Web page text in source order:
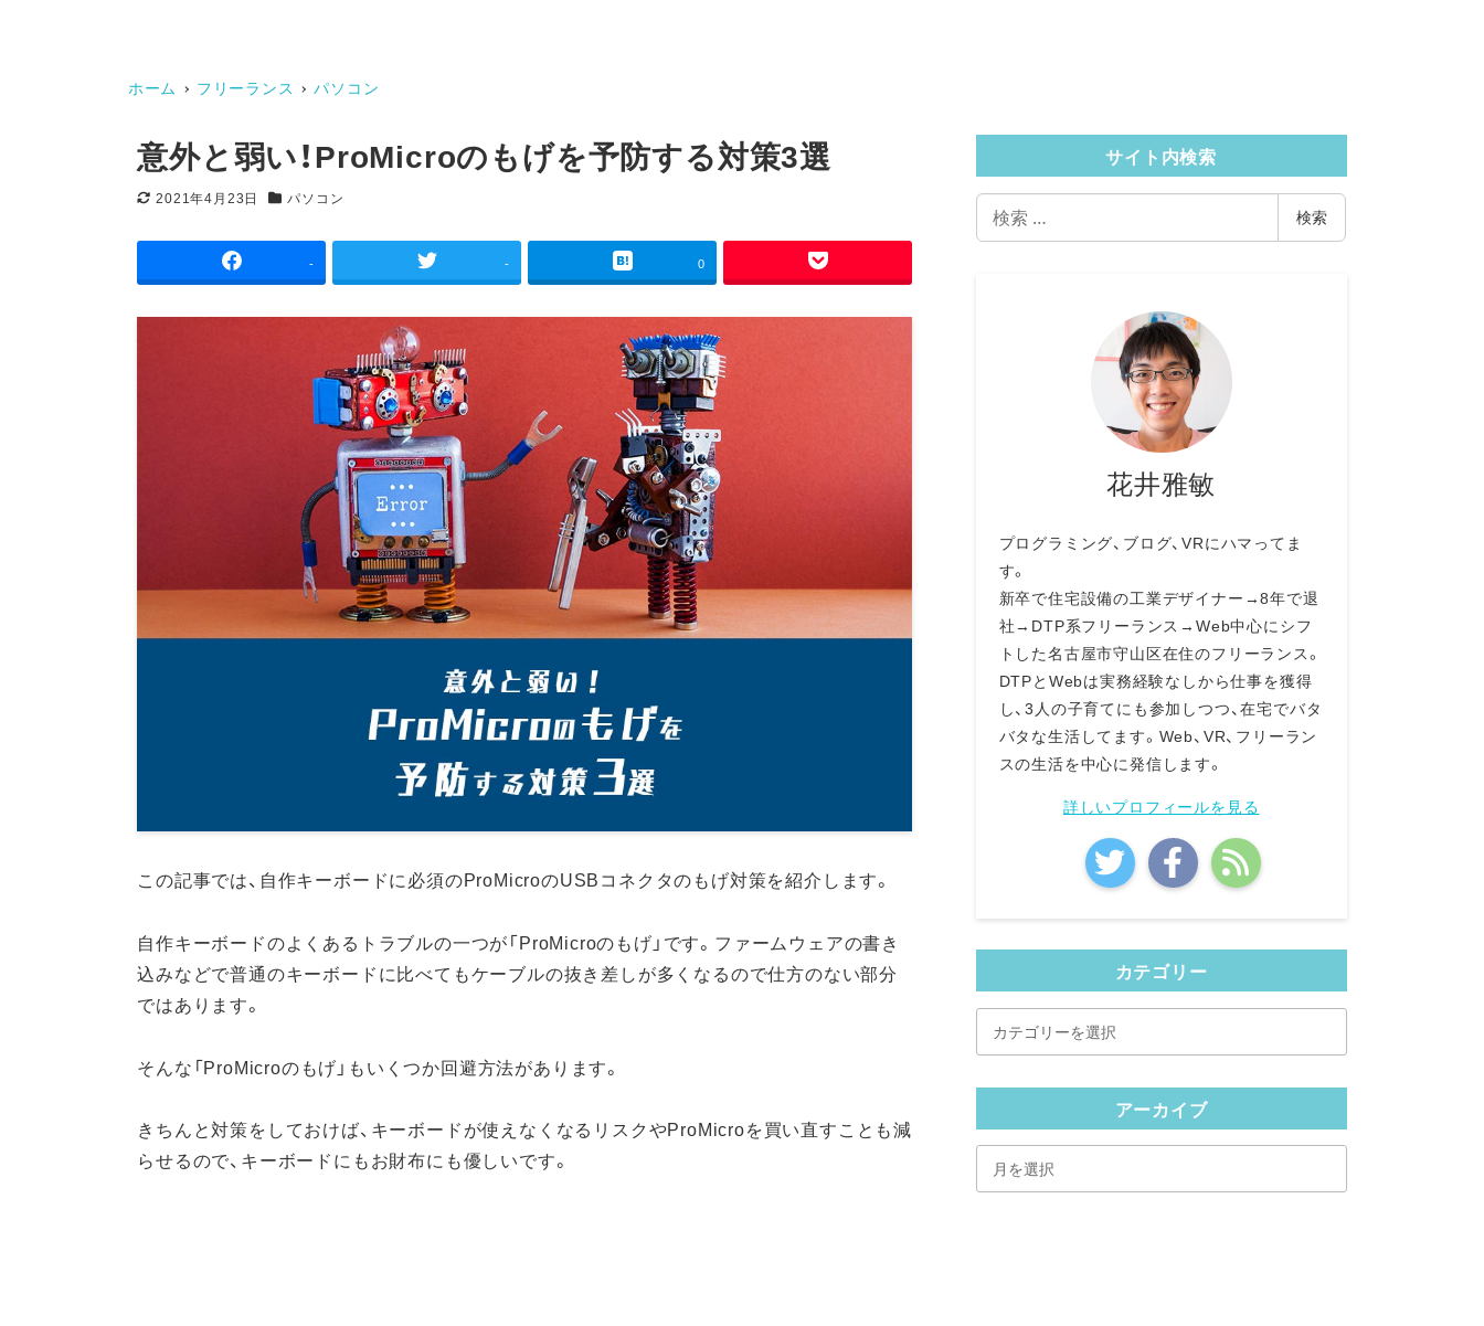
ホーム フリーランス パソコン
意外と弱い！ProMicroのもげを予防する対策3選
更新日
2021年4月23日
カテゴリー
パソコン
- - 0
この記事では、自作キーボードに必須のProMicroのUSBコネクタのもげ対策を紹介します。
自作キーボードのよくあるトラブルの一つが「ProMicroのもげ」です。ファームウェアの書き
込みなどで普通のキーボードに比べてもケーブルの抜き差しが多くなるので仕方のない部分
ではあります。
そんな「ProMicroのもげ」もいくつか回避方法があります。
きちんと対策をしておけば、キーボードが使えなくなるリスクやProMicroを買い直すことも減
らせるので、キーボードにもお財布にも優しいです。
サイト内検索
検
索
検索
花井雅敏
プログラミング、ブログ、VRにハマってま
す。
新卒で住宅設備の工業デザイナー→8年で退
社→DTP系フリーランス→Web中心にシフ
トした名古屋市守山区在住のフリーランス。
DTPとWebは実務経験なしから仕事を獲得
し、3人の子育てにも参加しつつ、在宅でバタ
バタな生活してます。Web、VR、フリーラン
スの生活を中心に発信します。
詳しいプロフィールを見る
カテゴリー
テ
ー
アーカイブ
ー